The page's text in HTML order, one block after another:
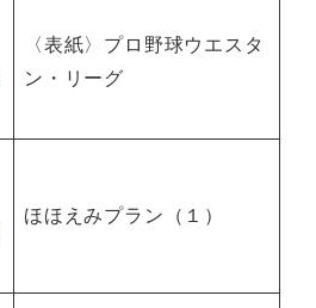
〈表紙〉プロ野球ウエスタ
ン・リーグ
ほほえみプラン（１）